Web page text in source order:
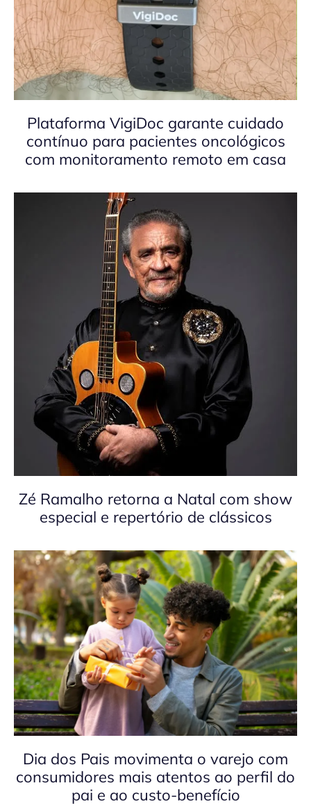
Plataforma VigiDoc garante cuidado
contínuo para pacientes oncológicos
com monitoramento remoto em casa
Zé Ramalho retorna a Natal com show
especial e repertório de clássicos
Dia dos Pais movimenta o varejo com
consumidores mais atentos ao perfil do
pai e ao custo-benefício